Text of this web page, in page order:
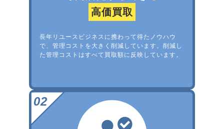
高価買取
長年リユースビジネスに携わって得たノウハウ
で、管理コストを大きく削減しています。削減し
た管理コストはすべて買取額に反映しています。